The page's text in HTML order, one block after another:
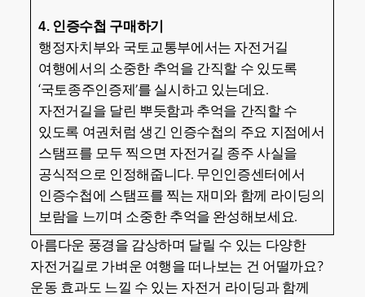
4. 인증수첩 구매하기
행정자치부와 국토교통부에서는 자전거길
여행에서의 소중한 추억을 간직할 수 있도록
‘국토종주인증제’를 실시하고 있는데요.
자전거길을 달린 뿌듯함과 추억을 간직할 수
있도록 여권처럼 생긴 인증수첩의 주요 지점에서
스탬프를 모두 찍으면 자전거길 종주 사실을
공식적으로 인정해줍니다. 무인인증센터에서
인증수첩에 스탬프를 찍는 재미와 함께 라이딩의
보람을 느끼며 소중한 추억을 완성해보세요.
아름다운 풍경을 감상하며 달릴 수 있는 다양한
자전거길로 가벼운 여행을 떠나보는 건 어떨까요?
운동 효과도 느낄 수 있는 자전거 라이딩과 함께